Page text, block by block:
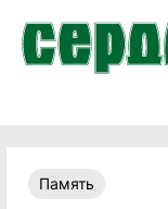
Память